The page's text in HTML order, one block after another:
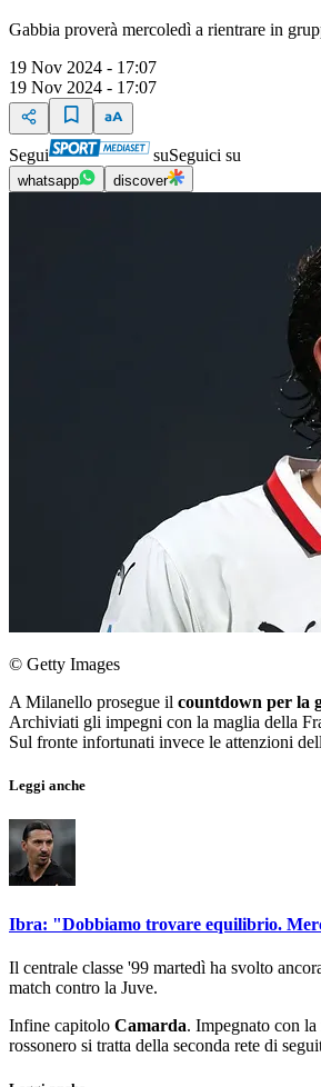
Gabbia proverà mercoledì a rientrare in
19 Nov 2024 - 17:07
19 Nov 2024 - 17:07
Segui suSeguici su
whatsapp discover
© Getty Images
A Milanello prosegue il countdown per la
Archiviati gli impegni con la maglia della
Sul fronte infortunati invece le attenzioni
Leggi anche
Ibra: "Dobbiamo trovare equilibrio.
Il centrale classe '99 martedì ha svolto
match contro la Juve.
Infine capitolo Camarda. Impegnato con
rossonero si tratta della seconda rete di